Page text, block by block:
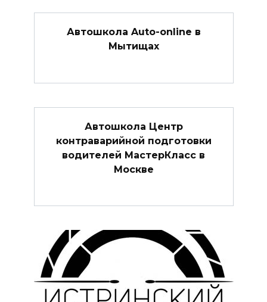
Автошкола Auto-online в
Мытищах
Автошкола Центр
контраварийной подготовки
водителей МастерКласс в
Москве